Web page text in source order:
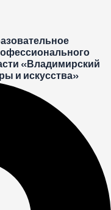
«Владимирский
и искусства»